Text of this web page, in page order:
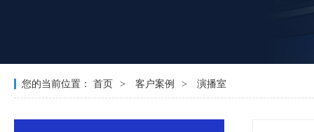
您的当前位置： 首页 客户案例 演播室